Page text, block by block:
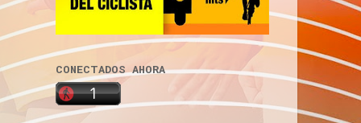
CONECTADOS AHORA